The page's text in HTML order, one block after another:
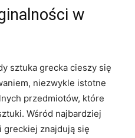
w
sztuka grecka ⁤cieszy się
niezwykle istotne
przedmiotów, ​które
Wśród najbardziej
znajdują się